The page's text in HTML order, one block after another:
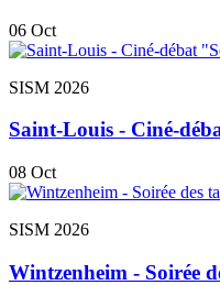
06 Oct
SISM 2026
Saint-Louis - Ciné-
08 Oct
SISM 2026
Wintzenheim - Soirée